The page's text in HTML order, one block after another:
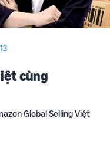
cùng
Global Selling Việt